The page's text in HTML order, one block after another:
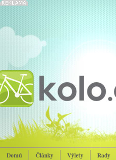
Domů Články Výlety Rady